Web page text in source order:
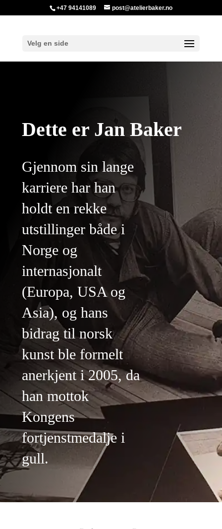
+47 94141089 post@atelierbaker.no
Velg en side
Dette er Jan Baker
Gjennom sin lange
karriere har han
holdt en rekke
utstillinger både i
Norge og
internasjonalt
(Europa, USA og
Asia), og hans
bidrag til norsk
kunst ble formelt
anerkjent i 2005, da
han mottok
Kongens
fortjenstmedalje i
gull.